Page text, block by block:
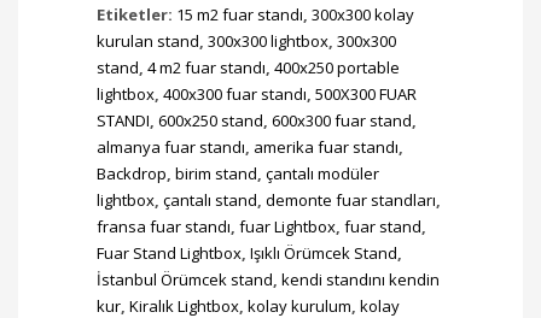
Etiketler: 15 m2 fuar standı 300x300 kolay
kurulan stand 300x300 lightbox 300x300
stand 4 m2 fuar standı 400x250 portable
lightbox 400x300 fuar standı 500X300 FUAR
STANDI 600x250 stand 600x300 fuar stand
almanya fuar standı amerika fuar standı
Backdrop birim stand çantalı modüler
lightbox çantalı stand demonte fuar standları
fransa fuar standı fuar Lightbox fuar stand
Fuar Stand Lightbox Işıklı Örümcek Stand
İstanbul Örümcek stand kendi standını kendin
kur Kiralık Lightbox kolay kurulum kolay